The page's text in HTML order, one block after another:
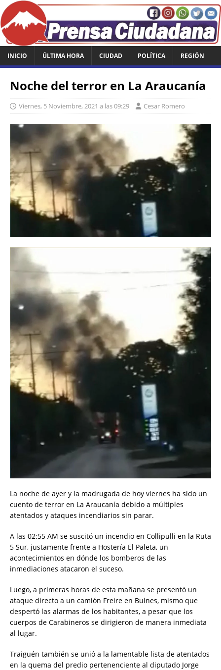
INICIO ÚLTIMA HORA CIUDAD POLÍTICA REGIÓN
Noche del terror en La Araucanía
Viernes, 5 Noviembre, 2021 a las 09:29 Cesar Romero
La noche de ayer y la madrugada de hoy viernes ha sido un
cuento de terror en La Araucanía debido a múltiples
atentados y ataques incendiarios sin parar.
A las 02:55 AM se suscitó un incendio en Collipulli en la Ruta
5 Sur, justamente frente a Hostería El Paleta, un
acontecimientos en dónde los bomberos de las
inmediaciones atacaron el suceso.
Luego, a primeras horas de esta mañana se presentó un
ataque directo a un camión Freire en Bulnes, mismo que
despertó las alarmas de los habitantes, a pesar que los
cuerpos de Carabineros se dirigieron de manera inmediata
al lugar.
Traiguén también se unió a la lamentable lista de atentados
en la quema del predio pertenenciente al diputado Jorge